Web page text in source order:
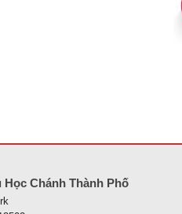
Học Chánh Thành Phố